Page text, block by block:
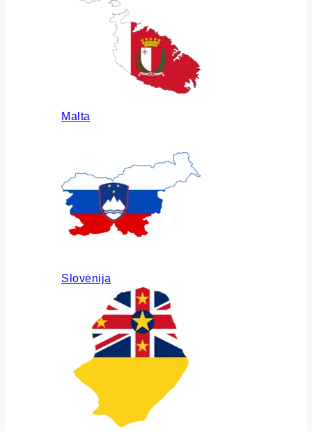
Malta
Slovėnija